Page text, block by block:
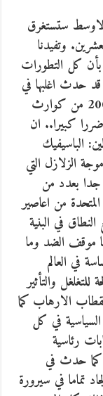
الاوسط ستستغرق
وتفيدنا
مراجعة دقيقة ومركزة لأحداث السنة 2005 بأن كل التطورات
قد حدث اغلبها في
قارة آسيا. وان ما شهده العالم كله في سنة 2005 من كوارث
كبيرا.. ان
الباسيفيك
فضلا عن موجة الزلازل التي
بعدد من
من اعاصير
في البنية
موقف الضد وما
في العالم
والتأثير
الارهاب كما
في كل
رئاسية
كما حدث في
تماما في سيرورة